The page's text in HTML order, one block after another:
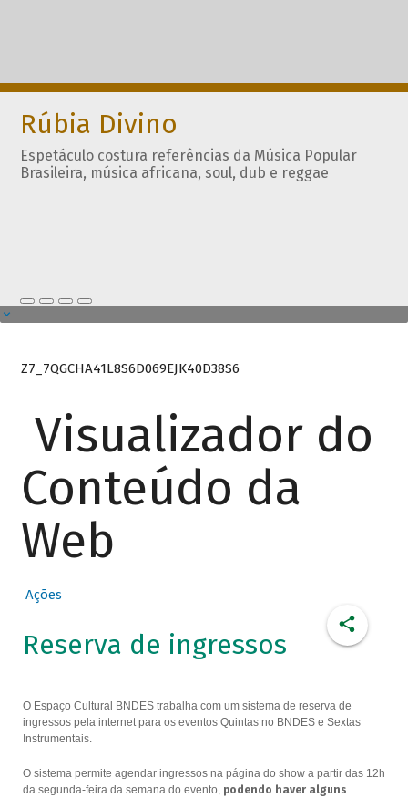
Rúbia Divino
Espetáculo costura referências da Música Popular
Brasileira, música africana, soul, dub e reggae
Z7_7QGCHA41L8S6D069EJK40D38S6
Visualizador do
Conteúdo da
Web
Ações
Reserva de ingressos
O Espaço Cultural BNDES trabalha com um sistema de reserva de
ingressos pela internet para os eventos Quintas no BNDES e Sextas
Instrumentais.
O sistema permite agendar ingressos na página do show a partir das 12h
da segunda-feira da semana do evento, podendo haver alguns